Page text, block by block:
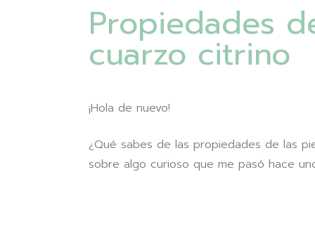
Propiedades
cuarzo citrino
¡Hola de nuevo!
¿Qué sabes de las propiedades de las
sobre algo curioso que me pasó hace